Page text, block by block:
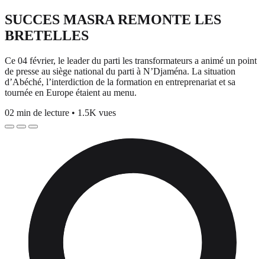
SUCCES MASRA REMONTE LES
BRETELLES
Ce 04 février, le leader du parti les transformateurs a animé un point
de presse au siège national du parti à N’Djaména. La situation
d’Abéché, l’interdiction de la formation en entreprenariat et sa
tournée en Europe étaient au menu.
02 min de lecture • 1.5K vues